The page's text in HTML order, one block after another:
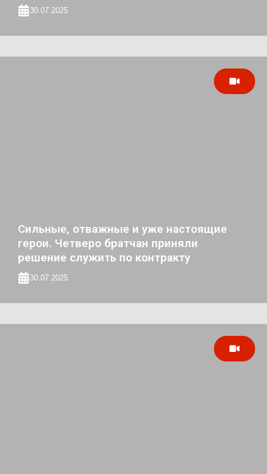
30.07.2025
Сильные, отважные и уже настоящие
герои. Четверо братчан приняли
решение служить по контракту
30.07.2025